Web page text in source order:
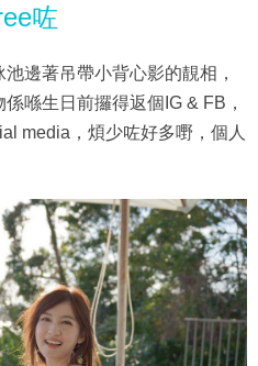
咗
邊著吊帶小背心影的靚相，
喺生日前攞得返個IG & FB，
media，煩少咗好多嘢，個人